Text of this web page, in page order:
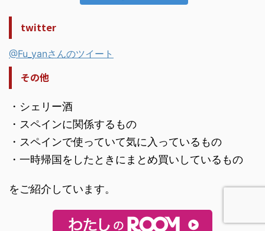
twitter
@Fu_yanさんのツイート
その他
・シェリー酒
・スペインに関係するもの
・スペインで使っていて気に入っているもの
・一時帰国をしたときにまとめ買いしているもの
をご紹介しています。